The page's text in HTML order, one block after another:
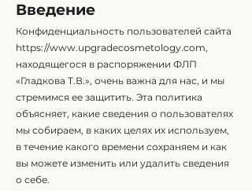
Введение
Конфиденциальность пользователей сайта
https://www.upgradecosmetology.com,
находящегося в распоряжении ФЛП
«Гладкова Т.В.», очень важна для нас, и мы
стремимся ее защитить. Эта политика
объясняет, какие сведения о пользователях
мы собираем, в каких целях их используем,
в течение какого времени сохраняем и как
вы можете изменить или удалить сведения
о себе.